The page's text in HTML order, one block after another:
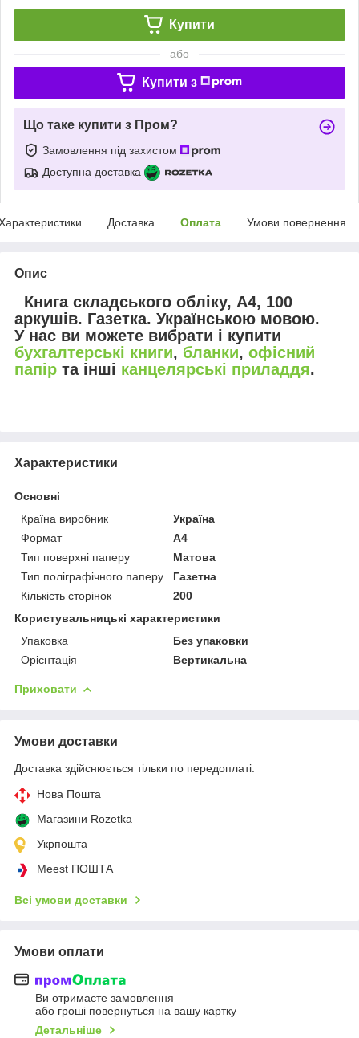
Купити
або
Купити з
Що таке купити з Пром?
Замовлення під захистом
Доступна доставка
Доставка Оплата Умови повернення
Опис
Книга складського обліку, А4, 100
аркушів. Газетка. Українською мовою.
У нас ви можете вибрати і купити
бухгалтерські книги, бланки, офісний
папір та інші канцелярські приладдя.
Характеристики
Основні
Країна виробник
Україна
Формат
A4
Тип поверхні паперу
Матова
Тип поліграфічного паперу
Газетна
Кількість сторінок
200
Користувальницькі характеристики
Упаковка
Без упаковки
Орієнтація
Вертикальна
Приховати
Умови доставки
Доставка здійснюється тільки по передоплаті.
Нова Пошта
Магазини Rozetka
Укрпошта
Meest ПОШТА
Всі умови доставки
Умови оплати
Ви отримаєте замовлення
або гроші повернуться на вашу картку
Детальніше